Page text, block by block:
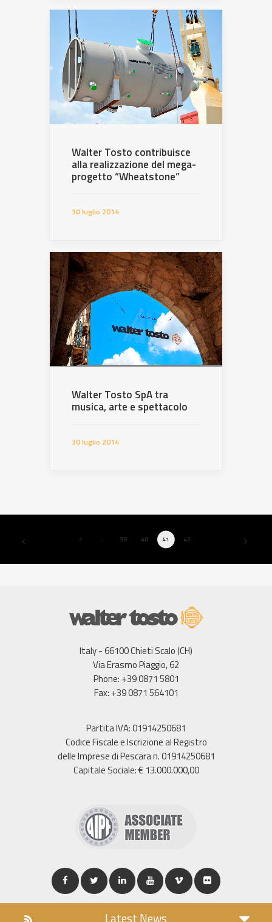
Walter Tosto contribuisce
alla realizzazione del mega-
progetto “Wheatstone”
30 luglio 2014
Walter Tosto SpA tra
musica, arte e spettacolo
30 luglio 2014
1 … 39 40 41 42
Italy - 66100 Chieti Scalo (CH)
Via Erasmo Piaggio, 62
Phone: +39 0871 5801
Fax: +39 0871 564101
Partita IVA: 01914250681
Codice Fiscale e Iscrizione al Registro
delle Imprese di Pescara n. 01914250681
Capitale Sociale: € 13.000.000,00
Latest News